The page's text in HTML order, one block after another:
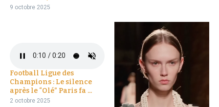
9 octobre 2025
Football Ligue des
Champions : Le silence
après le “Olé” Paris fa ...
2 octobre 2025